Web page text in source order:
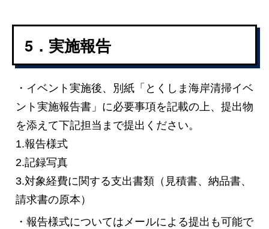
5．実施報告
・イベント実施後、別紙「とくしま海岸清掃イベ
ント実施報告書」に必要事項を記載の上、提出物
を添えて下記担当まで提出ください。
1.報告様式
2.記録写真
3.対象経費に関する支出書類（見積書、納品書、
請求書の原本）
・報告様式についてはメールによる提出も可能で